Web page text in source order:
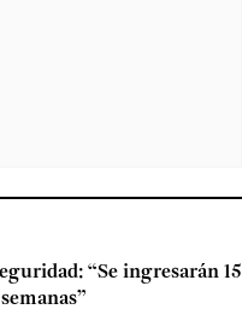
“Se ingresarán 15